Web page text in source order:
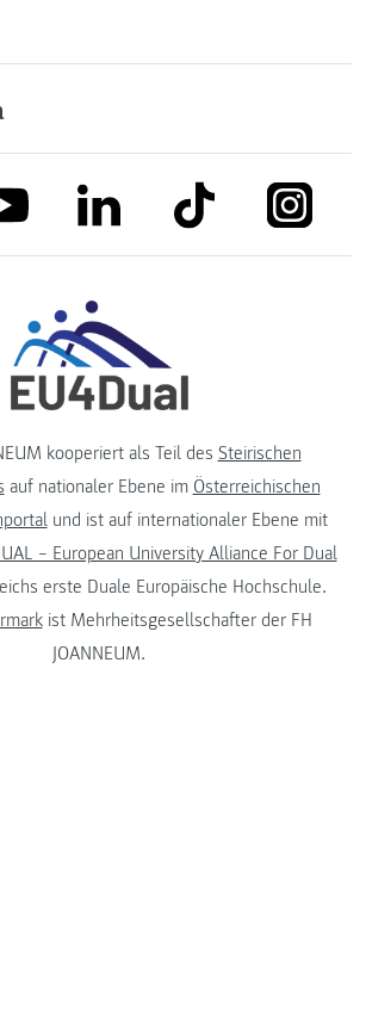
link to youtubelink to linkedinlink to tiktok link to
kooperiert als Teil des Steirischen
auf nationaler Ebene im Österreichischen
und ist auf internationaler Ebene mit
– European University Alliance For Dual
erste Duale Europäische Hochschule.
ist Mehrheitsgesellschafter der FH
JOANNEUM.